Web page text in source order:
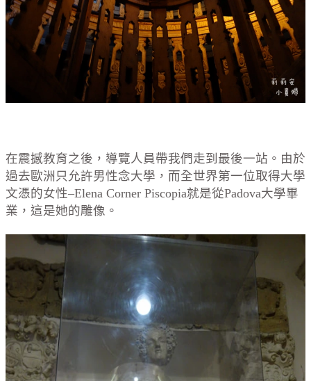
在震撼教育之後，導覽人員帶我們走到最後一站。由於
過去歐洲只允許男性念大學，而全世界第一位取得大學
文憑的女性–Elena Corner Piscopia就是從Padova大學畢
業，這是她的雕像。